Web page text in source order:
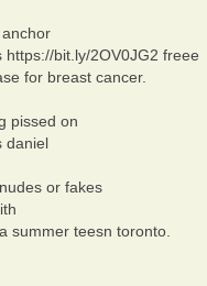
bit.ly/2OV0JG2 freee
for breast cancer.
pissed on
daniel
or fakes
summer teesn toronto.